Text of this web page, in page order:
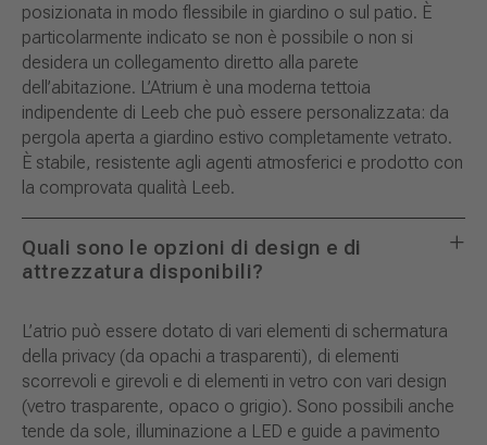
posizionata in modo flessibile in giardino o sul patio. È
particolarmente indicato se non è possibile o non si
desidera un collegamento diretto alla parete
dell’abitazione. L’Atrium è una moderna tettoia
indipendente di Leeb che può essere personalizzata: da
pergola aperta a giardino estivo completamente vetrato.
È stabile, resistente agli agenti atmosferici e prodotto con
la comprovata qualità Leeb.
Quali sono le opzioni di design e di
attrezzatura disponibili?
L’atrio può essere dotato di vari elementi di schermatura
della privacy (da opachi a trasparenti), di elementi
scorrevoli e girevoli e di elementi in vetro con vari design
(vetro trasparente, opaco o grigio). Sono possibili anche
tende da sole, illuminazione a LED e guide a pavimento